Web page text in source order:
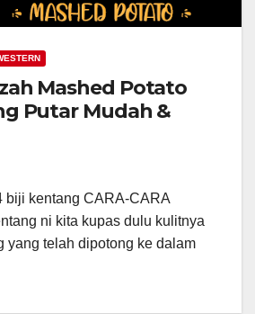
Mashed Potato
Putar Mudah &
biji kentang CARA-CARA
ni kita kupas dulu kulitnya
yang telah dipotong ke dalam